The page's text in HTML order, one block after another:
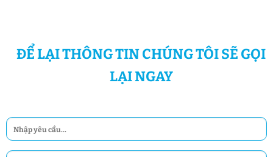
ĐỂ LẠI THÔNG TIN CHÚNG TÔI SẼ GỌI
LẠI NGAY